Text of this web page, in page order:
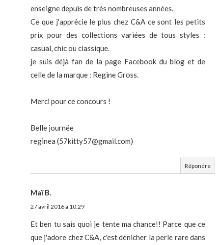
enseigne depuis de très nombreuses années.
Ce que j'apprécie le plus chez C&A ce sont les petits
prix pour des collections variées de tous styles :
casual, chic ou classique.
je suis déjà fan de la page Facebook du blog et de
celle de la marque : Regine Gross.
Merci pour ce concours !
Belle journée
reginea (57kitty57@gmail.com)
Répondre
Maï B.
27 avril 2016 à 10:29
Et ben tu sais quoi je tente ma chance!! Parce que ce
que j'adore chez C&A, c'est dénicher la perle rare dans